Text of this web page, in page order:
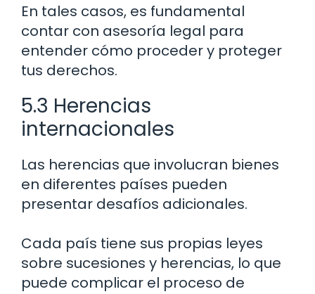
En tales casos, es fundamental
contar con asesoría legal para
entender cómo proceder y proteger
tus derechos.
5.3 Herencias
internacionales
Las herencias que involucran bienes
en diferentes países pueden
presentar desafíos adicionales.
Cada país tiene sus propias leyes
sobre sucesiones y herencias, lo que
puede complicar el proceso de